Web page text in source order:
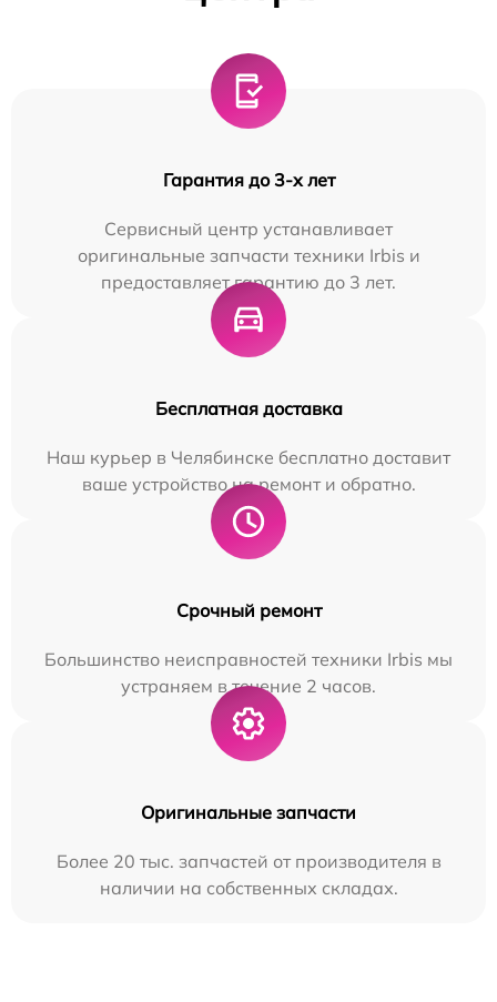
Гарантия до 3-х лет
Сервисный центр устанавливает
оригинальные запчасти техники Irbis и
предоставляет гарантию до 3 лет.
Бесплатная доставка
Наш курьер в Челябинске бесплатно доставит
ваше устройство на ремонт и обратно.
Срочный ремонт
Большинство неисправностей техники Irbis мы
устраняем в течение 2 часов.
Оригинальные запчасти
Более 20 тыс. запчастей от производителя в
наличии на собственных складах.